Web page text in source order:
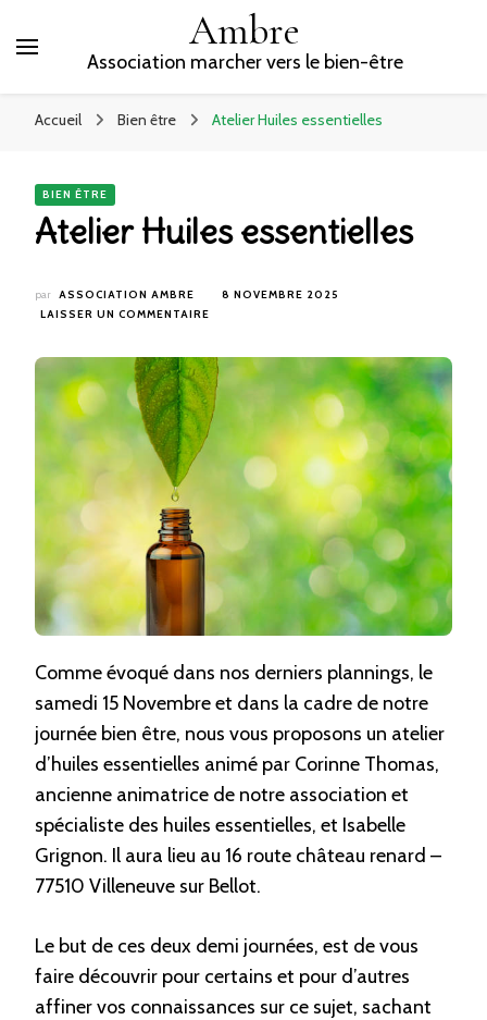
Ambre
Association marcher vers le bien-être
Accueil Bien être Atelier Huiles essentielles
BIEN ÊTRE
Atelier Huiles essentielles
par ASSOCIATION AMBRE
8 NOVEMBRE 2025
LAISSER UN COMMENTAIRE
ESSENTIELLES
Comme évoqué dans nos derniers plannings, le
samedi 15 Novembre et dans la cadre de notre
journée bien être, nous vous proposons un atelier
d’huiles essentielles animé par Corinne Thomas,
ancienne animatrice de notre association et
spécialiste des huiles essentielles, et Isabelle
Grignon. Il aura lieu au 16 route château renard –
77510 Villeneuve sur Bellot.
Le but de ces deux demi journées, est de vous
faire découvrir pour certains et pour d’autres
affiner vos connaissances sur ce sujet, sachant